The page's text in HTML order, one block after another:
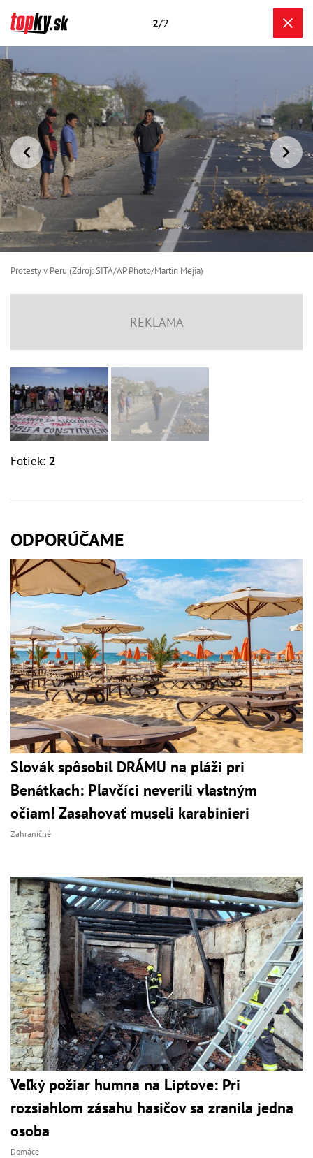
2/2
Protesty v Peru (Zdroj: SITA/AP Photo/Martin Mejia)
Fotiek: 2
ODPORÚČAME
Slovák spôsobil DRÁMU na pláži pri
Benátkach: Plavčíci neverili vlastným
očiam! Zasahovať museli karabinieri
Zahraničné
Veľký požiar humna na Liptove: Pri
rozsiahlom zásahu hasičov sa zranila jedna
osoba
Domáce